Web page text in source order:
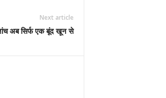
Next article
अब सिर्फ एक बूंद खून से